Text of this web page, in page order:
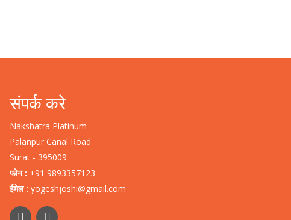
संपर्क करे
Nakshatra Platinum
Palanpur Canal Road
Surat - 395009
फोन : +91 9893357123
ईमेल : yogeshjoshi@gmail.com